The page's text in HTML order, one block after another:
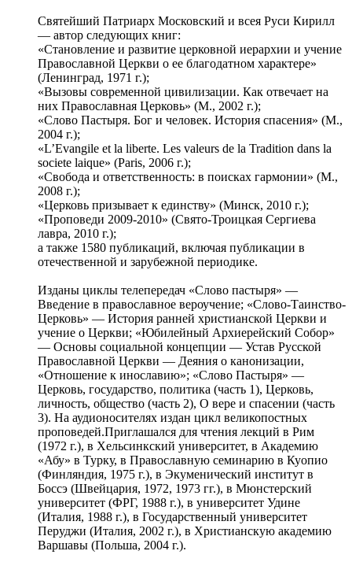
Святейший Патриарх Московский и всея Руси Кирилл
— автор следующих книг:
«Становление и развитие церковной иерархии и учение
Православной Церкви о ее благодатном характере»
(Ленинград, 1971 г.);
«Вызовы современной цивилизации. Как отвечает на
них Православная Церковь» (М., 2002 г.);
«Слово Пастыря. Бог и человек. История спасения» (М.,
2004 г.);
«L’Evangile et la liberte. Les valeurs de la Tradition dans la
societe laique» (Paris, 2006 г.);
«Свобода и ответственность: в поисках гармонии» (М.,
2008 г.);
«Церковь призывает к единству» (Минск, 2010 г.);
«Проповеди 2009-2010» (Свято-Троицкая Сергиева
лавра, 2010 г.);
а также 1580 публикаций, включая публикации в
отечественной и зарубежной периодике.
Изданы циклы телепередач «Слово пастыря» —
Введение в православное вероучение; «Слово-Таинство-
Церковь» — История ранней христианской Церкви и
учение о Церкви; «Юбилейный Архиерейский Собор»
— Основы социальной концепции — Устав Русской
Православной Церкви — Деяния о канонизации,
«Отношение к инославию»; «Слово Пастыря» —
Церковь, государство, политика (часть 1), Церковь,
личность, общество (часть 2), О вере и спасении (часть
3). На аудионосителях издан цикл великопостных
проповедей.Приглашался для чтения лекций в Рим
(1972 г.), в Хельсинкский университет, в Академию
«Абу» в Турку, в Православную семинарию в Куопио
(Финляндия, 1975 г.), в Экуменический институт в
Боссэ (Швейцария, 1972, 1973 гг.), в Мюнстерский
университет (ФРГ, 1988 г.), в университет Удине
(Италия, 1988 г.), в Государственный университет
Перуджи (Италия, 2002 г.), в Христианскую академию
Варшавы (Польша, 2004 г.).